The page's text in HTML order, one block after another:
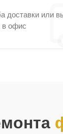
доставки или
в офис